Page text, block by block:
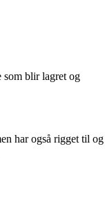
som blir lagret og
har også rigget til og